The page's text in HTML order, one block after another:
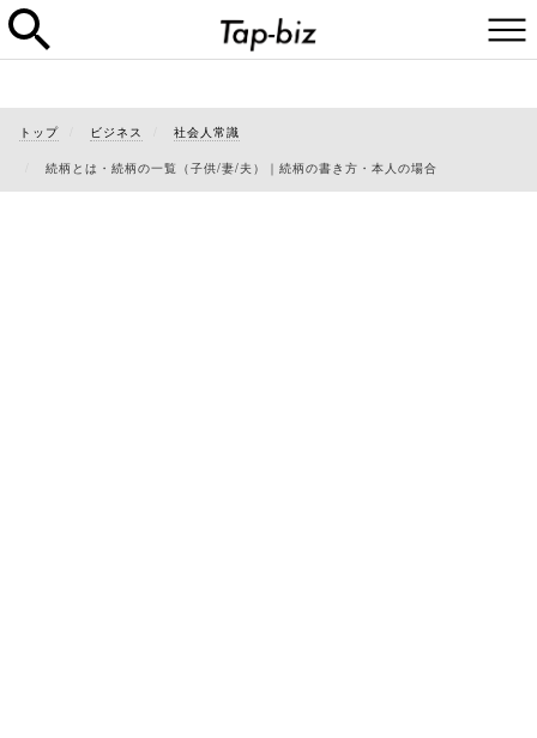
トップ ビジネス 社会人常識
続柄とは・続柄の一覧（子供/妻/夫）｜続柄の書き方・本人の場合